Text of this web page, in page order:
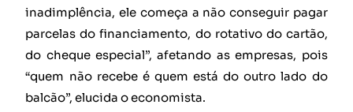
inadimplência, ele começa a não conseguir pagar
parcelas do financiamento, do rotativo do cartão,
do cheque especial”, afetando as empresas, pois
“quem não recebe é quem está do outro lado do
balcão”, elucida o economista.